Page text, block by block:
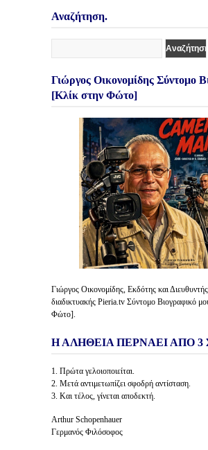
Αναζήτηση.
Γιώργος Οικονομίδης Σύντομο
[Κλίκ στην Φώτο]
Γιώργος Οικονομίδης, Εκδότης και
διαδικτυακής Pieria.tv Σύντομο Βιογραφικό
Φώτο].
Η ΑΛΗΘΕΙΑ ΠΕΡΝΑΕΙ ΑΠΟ 3
1. Πρώτα γελοιοποιείται.
2. Μετά αντιμετωπίζει σφοδρή αντίσταση.
3. Και τέλος, γίνεται αποδεκτή.
Arthur Schopenhauer
Γερμανός Φιλόσοφος